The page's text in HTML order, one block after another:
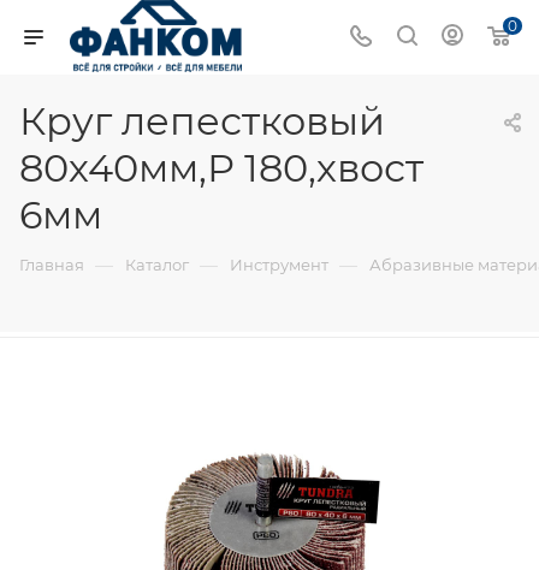
0
Круг лепестковый
80х40мм,Р 180,хвост
6мм
Главная — Каталог — Инструмент — Абразивные